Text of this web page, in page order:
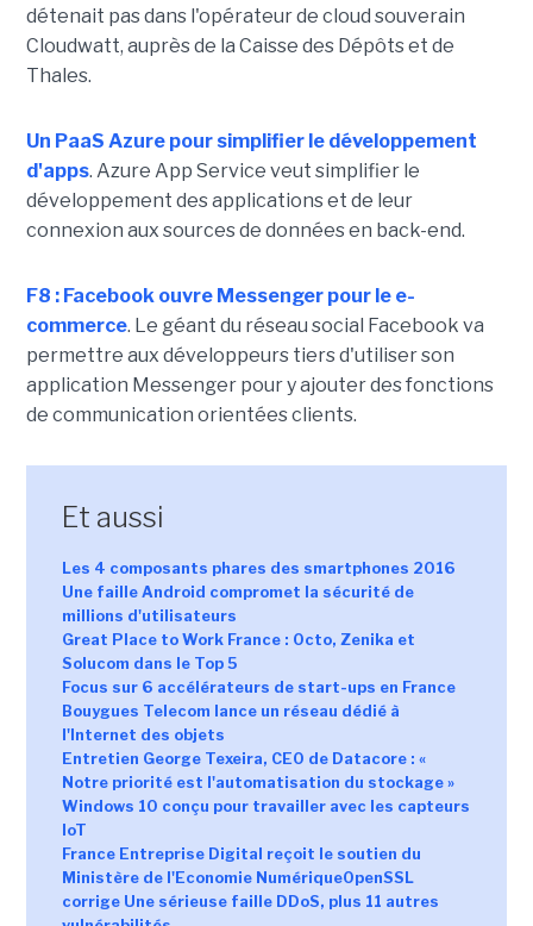
détenait pas dans l'opérateur de cloud souverain
Cloudwatt, auprès de la Caisse des Dépôts et de
Thales.
Un PaaS Azure pour simplifier le développement
d'apps. Azure App Service veut simplifier le
développement des applications et de leur
connexion aux sources de données en back-end.
F8 : Facebook ouvre Messenger pour le e-
commerce. Le géant du réseau social Facebook va
permettre aux développeurs tiers d'utiliser son
application Messenger pour y ajouter des fonctions
de communication orientées clients.
Et aussi
Les 4 composants phares des smartphones 2016
Une faille Android compromet la sécurité de
millions d'utilisateurs
Great Place to Work France : Octo, Zenika et
Solucom dans le Top 5
Focus sur 6 accélérateurs de start-ups en France
Bouygues Telecom lance un réseau dédié à
l'Internet des objets
Entretien George Texeira, CEO de Datacore : «
Notre priorité est l'automatisation du stockage »
Windows 10 conçu pour travailler avec les capteurs
IoT
France Entreprise Digital reçoit le soutien du
Ministère de l'Economie NumériqueOpenSSL
corrige Une sérieuse faille DDoS, plus 11 autres